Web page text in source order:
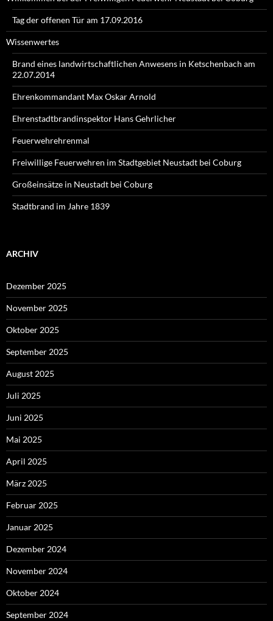
Tag der offenen Tür am 17.09.2016
Wissenwertes
Brand eines landwirtschaftlichen Anwesens in Ketschenbach am
22.07.2014
Ehrenkommandant Max Oskar Arnold
Ehrenstadtbrandinspektor Hans Gehrlicher
Feuerwehrehrenmal
Freiwillige Feuerwehren im Stadtgebiet Neustadt bei Coburg
Großeinsätze in Neustadt bei Coburg
Stadtbrand im Jahre 1839
ARCHIV
Dezember 2025
November 2025
Oktober 2025
September 2025
August 2025
Juli 2025
Juni 2025
Mai 2025
April 2025
März 2025
Februar 2025
Januar 2025
Dezember 2024
November 2024
Oktober 2024
September 2024